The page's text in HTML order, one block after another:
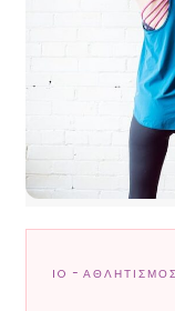
IO - ΑΘΛΗΤΙΣΜΌΣ